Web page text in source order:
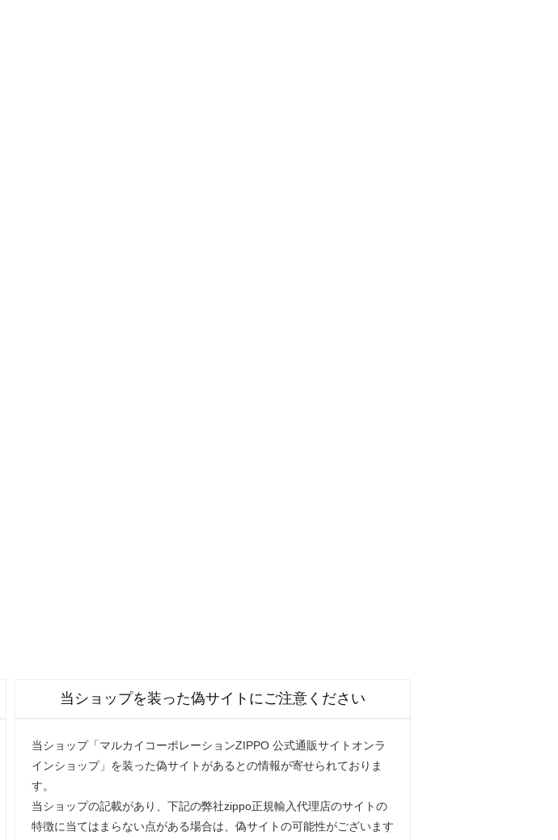
当ショップを装った偽サイトにご注意ください
当ショップ「マルカイコーポレーションZIPPO 公式通販サイトオンラ
インショップ」を装った偽サイトがあるとの情報が寄せられておりま
す。
当ショップの記載があり、下記の弊社zippo正規輸入代理店のサイトの
特徴に当てはまらない点がある場合は、偽サイトの可能性がございます